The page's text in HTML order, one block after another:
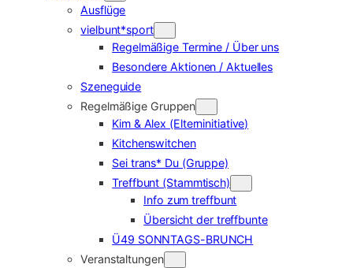
Ausflüge
vielbunt*sport
Regelmäßige Termine / Über uns
Besondere Aktionen / Aktuelles
Szeneguide
Regelmäßige Gruppen
Kim & Alex (Elterninitiative)
Kitchenswitchen
Sei trans* Du (Gruppe)
Treffbunt (Stammtisch)
Info zum treffbunt
Übersicht der treffbunte
Ü49 SONNTAGS-BRUNCH
Veranstaltungen